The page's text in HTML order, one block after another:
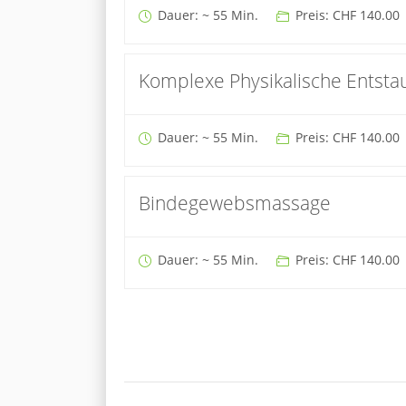
Dauer: ~ 55 Min. Preis: CHF 140.00
Komplexe Physikalische
Dauer: ~ 55 Min. Preis: CHF 140.00
Bindegewebsmassage
Dauer: ~ 55 Min. Preis: CHF 140.00